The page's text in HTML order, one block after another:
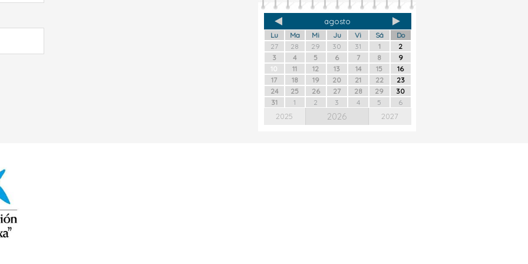
agosto
Lu Ma Mi Ju Vi Sá
Do
27
28 29 30 31 1
2
3
4 5 6 7 8
9
10
11 12 13 14 15
16
17
18 19 20 21 22
23
24
25 26 27 28 29
30
31
1 2 3 4 5 6
2025 2026 2027